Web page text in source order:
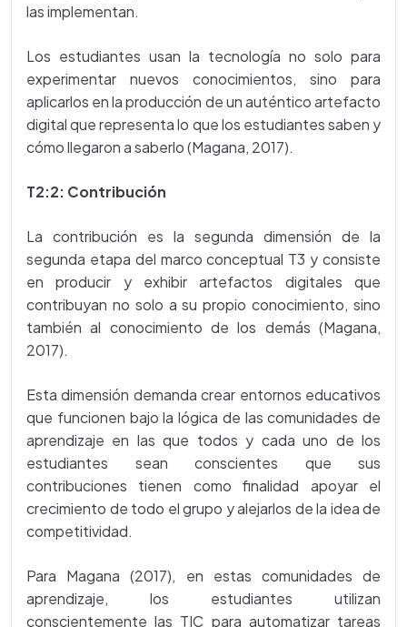
las implementan.
Los estudiantes usan la tecnología no solo para
experimentar nuevos conocimientos, sino para
aplicarlos en la producción de un auténtico artefacto
digital que representa lo que los estudiantes saben y
cómo llegaron a saberlo (Magana, 2017).
T2:2: Contribución
La contribución es la segunda dimensión de la
segunda etapa del marco conceptual T3 y consiste
en producir y exhibir artefactos digitales que
contribuyan no solo a su propio conocimiento, sino
también al conocimiento de los demás (Magana,
2017).
Esta dimensión demanda crear entornos educativos
que funcionen bajo la lógica de las comunidades de
aprendizaje en las que todos y cada uno de los
estudiantes sean conscientes que sus
contribuciones tienen como finalidad apoyar el
crecimiento de todo el grupo y alejarlos de la idea de
competitividad.
Para Magana (2017), en estas comunidades de
aprendizaje, los estudiantes utilizan
conscientemente las TIC para automatizar tareas